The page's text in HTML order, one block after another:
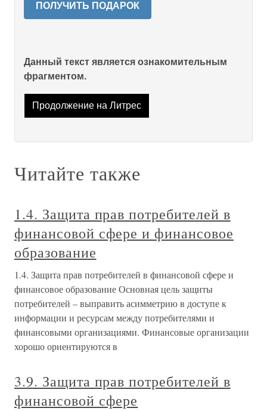
ПОЛУЧИТЬ ПОДАРОК
Данный текст является ознакомительным
фрагментом.
Продолжение на Литрес
Читайте также
1.4. Защита прав потребителей в
финансовой сфере и финансовое
образование
1.4. Защита прав потребителей в финансовой сфере и
финансовое образование Основная цель защиты
потребителей – выправить асимметрию в доступе к
информации и ресурсам между потребителями и
финансовыми организациями. Финансовые организации
хорошо ориентируются в
3.9. Защита прав потребителей в
финансовой сфере